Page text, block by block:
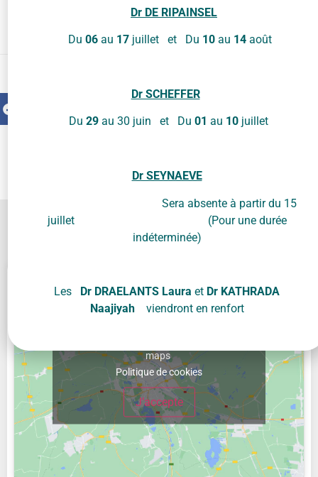
Contactez-nous !
maps
Politique de cookies
J’accepte
Dr DE RIPAINSEL
Du 06au 17juillet et Du 10 au 14août
Dr SCHEFFER
Du 29au 30 juin et Du 01 au 10juillet
Dr SEYNAEVE
Sera absente à partir du 15
juillet (Pour une durée
indéterminée)
Les Dr DRAELANTS Laura et Dr KATHRADA
Naajiyahviendront en renfort